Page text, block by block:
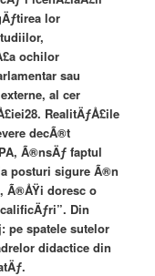
lor
ochilor
sau
al cer
RealitÄƒÅ£ile
decÃ®t
Ã®nsÄƒ faptul
posturi sigure Ã®n
Ã®ÅŸi doresc o
Din
pe spatele sutelor
didactice din